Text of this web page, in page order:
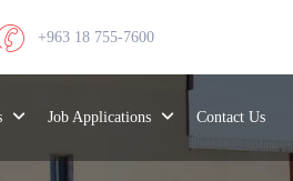
+963 18 755-7600
Job Applications Contact Us